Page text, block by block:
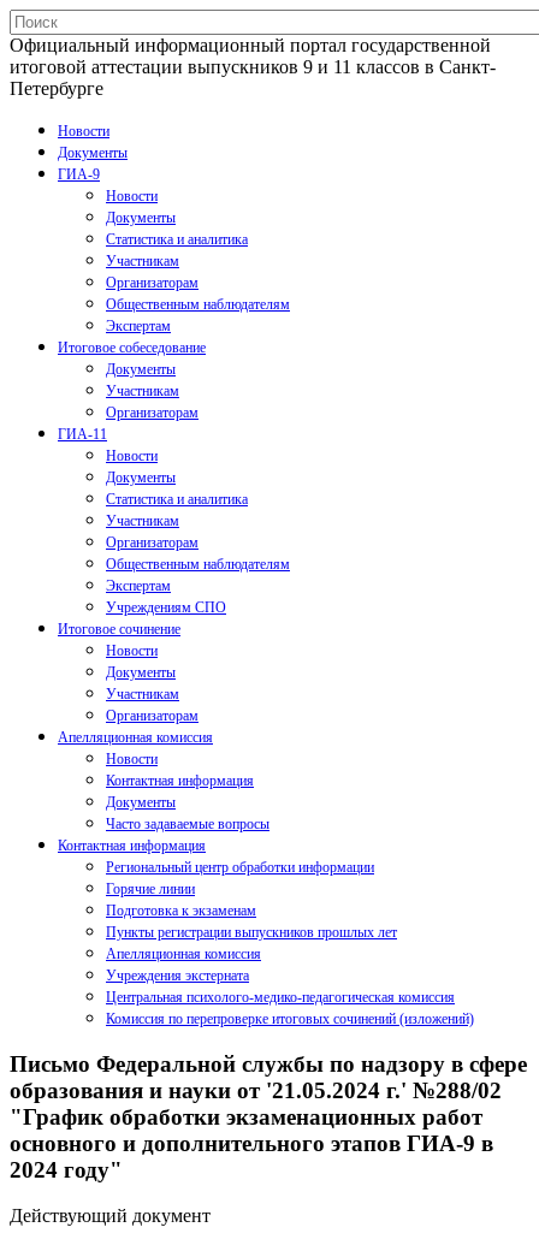
Официальный информационный портал государственной
итоговой аттестации выпускников 9 и 11 классов в Санкт-
Петербурге
Новости
Документы
ГИА-9
Новости
Документы
Статистика и аналитика
Участникам
Организаторам
Общественным наблюдателям
Экспертам
Итоговое собеседование
Документы
Участникам
Организаторам
ГИА-11
Новости
Документы
Статистика и аналитика
Участникам
Организаторам
Общественным наблюдателям
Экспертам
Учреждениям СПО
Итоговое сочинение
Новости
Документы
Участникам
Организаторам
Апелляционная комиссия
Новости
Контактная информация
Документы
Часто задаваемые вопросы
Контактная информация
Региональный центр обработки информации
Горячие линии
Подготовка к экзаменам
Пункты регистрации выпускников прошлых лет
Апелляционная комиссия
Учреждения экстерната
Центральная психолого-медико-педагогическая комиссия
Комиссия по перепроверке итоговых сочинений (изложений)
Письмо Федеральной службы по надзору в сфере
образования и науки от '21.05.2024 г.' №288/02
"График обработки экзаменационных работ
основного и дополнительного этапов ГИА-9 в
2024 году"
Действующий документ